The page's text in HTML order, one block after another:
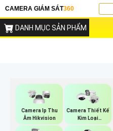
CAMERA GIÁM SÁT360
DANH MỤC SẢN PHẨM
Camera Ip Thu
Âm Hikvision
Camera Thiết Kế
Kim Loại
Hikvision